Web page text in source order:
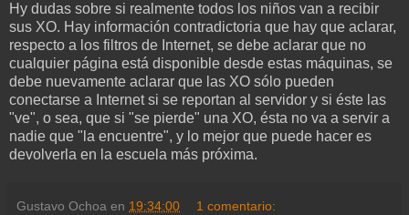
Hy dudas sobre si realmente todos los niños van a recibir
sus XO. Hay información contradictoria que hay que aclarar,
respecto a los filtros de Internet, se debe aclarar que no
cualquier página está disponible desde estas máquinas, se
debe nuevamente aclarar que las XO sólo pueden
conectarse a Internet si se reportan al servidor y si éste las
"ve", o sea, que si "se pierde" una XO, ésta no va a servir a
nadie que "la encuentre", y lo mejor que puede hacer es
devolverla en la escuela más próxima.
Gustavo Ochoa en 19:34:00 1 comentario: